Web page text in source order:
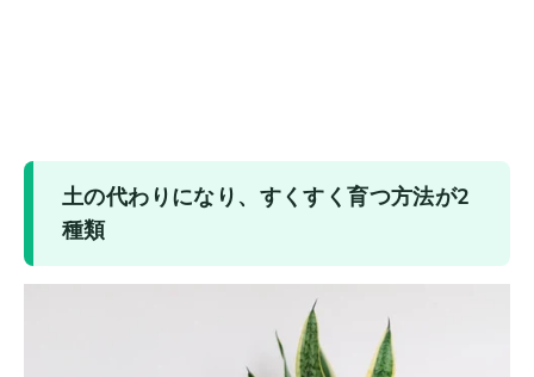
土の代わりになり、すくすく育つ方法が2
種類